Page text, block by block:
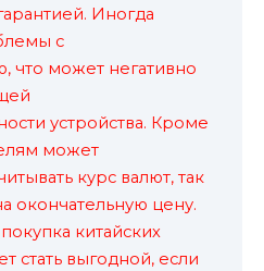
Иногда
с
что может негативно
устройства. Кроме
может
курс валют, так
окончательную цену.
китайских
стать выгодной, если